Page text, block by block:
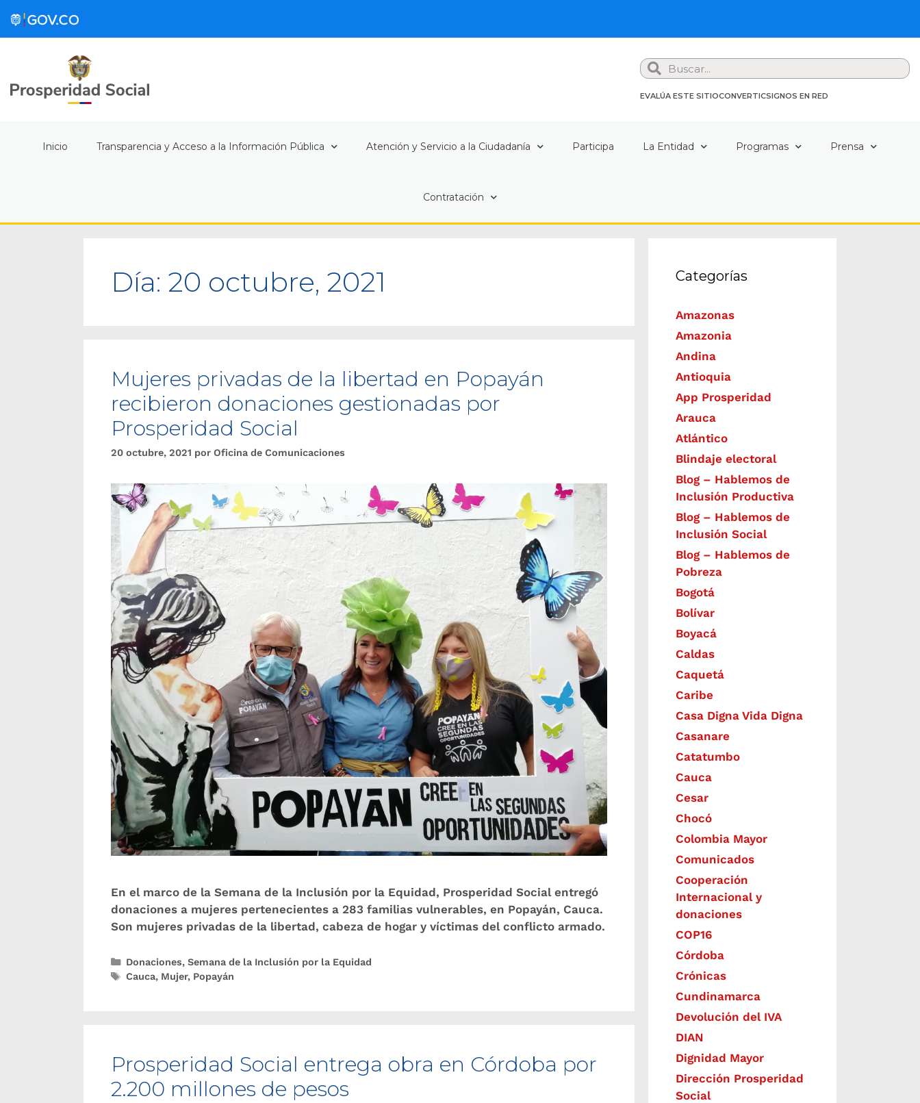
Search
EVALÚA ESTE SITIOCONVERTICSIGNOS EN RED
Inicio Transparencia y Acceso a la Información Pública Atención y Servicio a la Ciudadanía Participa La Entidad Programas Prensa
Contratación
Día: 20 octubre, 2021
Mujeres privadas de la libertad en Popayán
recibieron donaciones gestionadas por
Prosperidad Social
20 octubre, 2021 por Oficina de Comunicaciones
En el marco de la Semana de la Inclusión por la Equidad, Prosperidad Social entregó
donaciones a mujeres pertenecientes a 283 familias vulnerables, en Popayán, Cauca.
Son mujeres privadas de la libertad, cabeza de hogar y víctimas del conflicto armado.
Donaciones, Semana de la Inclusión por la Equidad
Cauca, Mujer, Popayán
Prosperidad Social entrega obra en Córdoba por
2.200 millones de pesos
Categorías
Amazonas
Amazonia
Andina
Antioquia
App Prosperidad
Arauca
Atlántico
Blindaje electoral
Blog – Hablemos de
Inclusión Productiva
Blog – Hablemos de
Inclusión Social
Blog – Hablemos de
Pobreza
Bogotá
Bolívar
Boyacá
Caldas
Caquetá
Caribe
Casa Digna Vida Digna
Casanare
Catatumbo
Cauca
Cesar
Chocó
Colombia Mayor
Comunicados
Cooperación
Internacional y
donaciones
COP16
Córdoba
Crónicas
Cundinamarca
Devolución del IVA
DIAN
Dignidad Mayor
Dirección Prosperidad
Social